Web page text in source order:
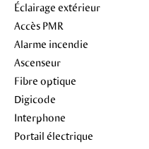
Éclairage extérieur
Accès PMR
Alarme incendie
Ascenseur
Fibre optique
Digicode
Interphone
Portail électrique